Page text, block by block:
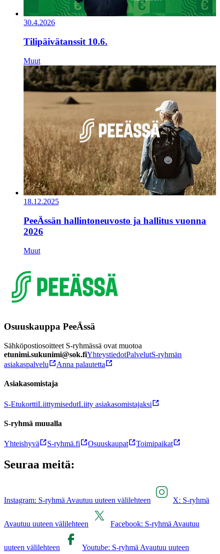
30.4.2026
Tilipäivätanssit 10.6.
Muut
18.12.2025
PeeÄssän hallintoneuvosto ja hallitus vuonna
2026
Muut
Osuuskauppa PeeÄssä
Sähköpostiosoitteet S-ryhmässä ovat muotoa
etunimi.sukunimi@sok.fiYhteystiedotPalvelutS-ryhmän
asiakaspalvelu
Anna palautetta
Asiakasomistaja
S-EtukorttiLiittymisedutLiity asiakasomistajaksi
S-ryhmä muualla
Yhteishyvä S-ryhmä.fi Osuuskaupat Toimipaikat
Seuraa meitä:
Instagram: S-ryhmä Avautuu uuteen välilehteen X: S-ryhmä
Avautuu uuteen välilehteen Facebook: S-ryhmä Avautuu
uuteen välilehteen Youtube: S-ryhmä Avautuu uuteen